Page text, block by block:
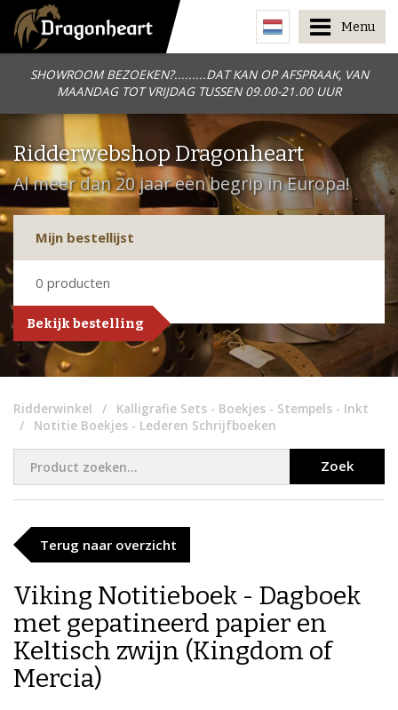
SHOWROOM BEZOEKEN?.........DAT KAN OP AFSPRAAK, VAN
MAANDAG TOT VRIJDAG TUSSEN 09.00-21.00 UUR
Menu
Ridderwebshop Dragonheart
Al meer dan 20 jaar een begrip in Europa!
Mijn bestellijst
0 producten
Bekijk bestelling
Ridderwinkel
Kalligrafie Sets - Boekjes - Stempels - Inkt
Notitie Boekjes - Lederen Schrijfboeken
Zoek
Terug naar overzicht
Viking Notitieboek - Dagboek
met gepatineerd papier en
Keltisch zwijn (Kingdom of
Mercia)